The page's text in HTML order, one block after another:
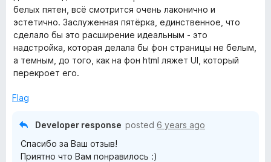
e
d
5
o
u
t
f
белых пятен, всё смотрится очень лаконично и
эстетично. Заслуженная пятёрка, единственное, что
сделало бы это расширение идеальным - это
надстройка, которая делала бы фон страницы не белым,
а темным, до того, как на фон html ляжет UI, который
перекроет его.
Flag
Developer response posted 6 years ago
Спасибо за Ваш отзыв!
Приятно что Вам понравилось :)